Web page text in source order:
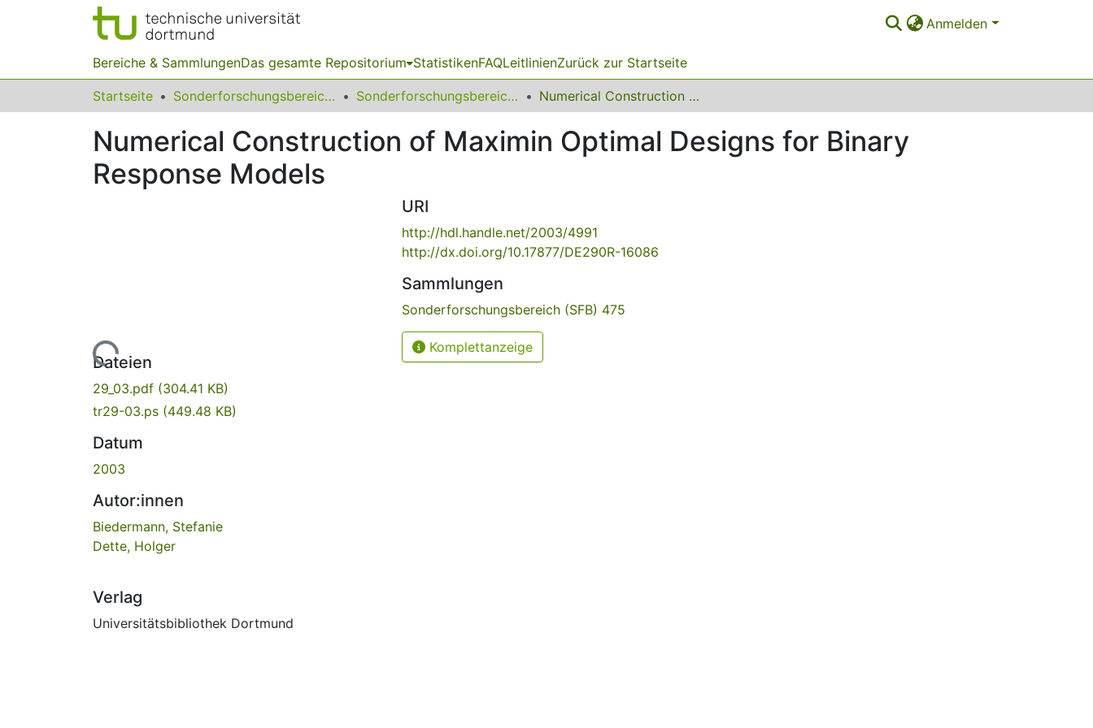
Anmelden
Bereiche & SammlungenDas gesamte Repositorium StatistikenFAQLeitlinienZurück zur Startseite
Startseite Sonderforschungsbereiche Sonderforschungsbereich (SFB) 475 Numerical Construction of Maximin Optimal Designs for Binary Response Models
Numerical Construction of Maximin Optimal Designs for Binary
Response Models
Lade...
Dateien
29_03.pdf (304.41 KB)
tr29-03.ps (449.48 KB)
Datum
2003
Autor:innen
Biedermann, Stefanie
Dette, Holger
Verlag
Universitätsbibliothek Dortmund
URI
http://hdl.handle.net/2003/4991
http://dx.doi.org/10.17877/DE290R-16086
Sammlungen
Sonderforschungsbereich (SFB) 475
Komplettanzeige